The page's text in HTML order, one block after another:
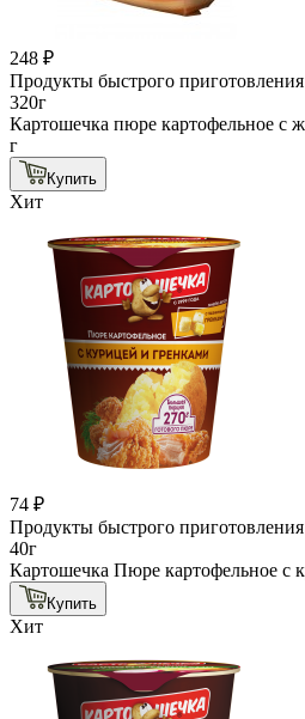
248 ₽
Продукты быстрого приготовления
320г
Картошечка пюре картофельное с
г
Купить
Хит
74 ₽
Продукты быстрого приготовления
40г
Картошечка Пюре картофельное с
Купить
Хит